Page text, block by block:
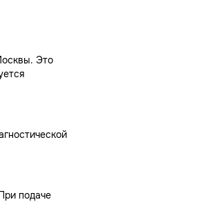
Это
подаче